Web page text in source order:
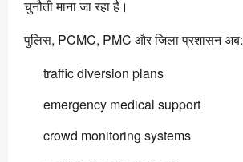
चुनौती माना जा रहा है।
पुलिस, PCMC, PMC और जिला प्रशासन अब:
traffic diversion plans
emergency medical support
crowd monitoring systems